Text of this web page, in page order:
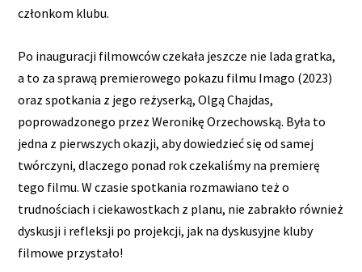
członkom klubu.
Po inauguracji filmowców czekała jeszcze nie lada gratka,
a to za sprawą premierowego pokazu filmu Imago (2023)
oraz spotkania z jego reżyserką, Olgą Chajdas,
poprowadzonego przez Weronikę Orzechowską. Była to
jedna z pierwszych okazji, aby dowiedzieć się od samej
twórczyni, dlaczego ponad rok czekaliśmy na premierę
tego filmu. W czasie spotkania rozmawiano też o
trudnościach i ciekawostkach z planu, nie zabrakło również
dyskusji i refleksji po projekcji, jak na dyskusyjne kluby
filmowe przystało!